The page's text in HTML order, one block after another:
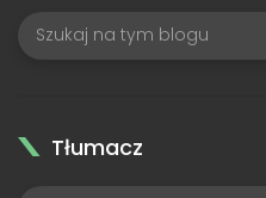
Tłumacz